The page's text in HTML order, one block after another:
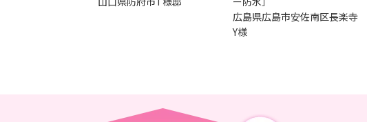
広島県広島市安佐南区長楽寺
Y様